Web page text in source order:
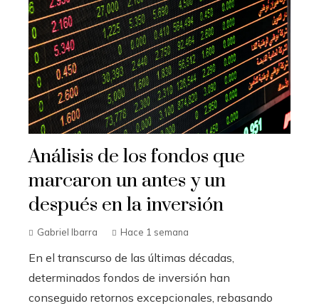
Análisis de los fondos que
marcaron un antes y un
después en la inversión
Gabriel Ibarra Hace 1 semana
En el transcurso de las últimas décadas,
determinados fondos de inversión han
conseguido retornos excepcionales, rebasando